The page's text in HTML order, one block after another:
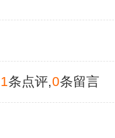
1条点评,0条留言